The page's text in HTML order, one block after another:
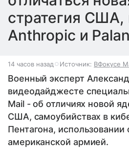
стратегия США,
Anthropic и
14 часов назад Источник: ВФокусе
Военный эксперт
видеодайджесте
Mail - об отличиях новой
США, самоубийствах в
Пентагона,
американской армией.